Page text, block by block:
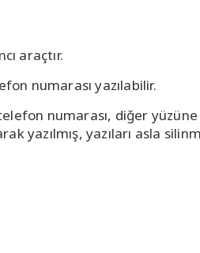
araçtır.
numarası yazılabilir.
numarası, diğer yüzüne
yazılmış, yazıları asla